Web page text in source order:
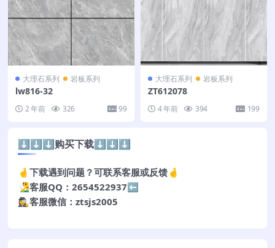
大理石系列 岩板系列
lw816-32
2 年前 326 99
大理石系列 岩板系列
ZT612078
4 年前 394 199
⬇️⬇️⬇️购买下载⬇️⬇️⬇️
🤞下载遇到问题？可联系客服或反馈🤞
🧏‍♂️客服QQ：2654522937⬅️
🕵️‍♀️客服微信：ztsjs2005